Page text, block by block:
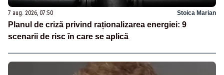
7 aug. 2026, 07:50 Stoica Marian
Planul de criză privind raționalizarea energiei: 9
scenarii de risc în care se aplică